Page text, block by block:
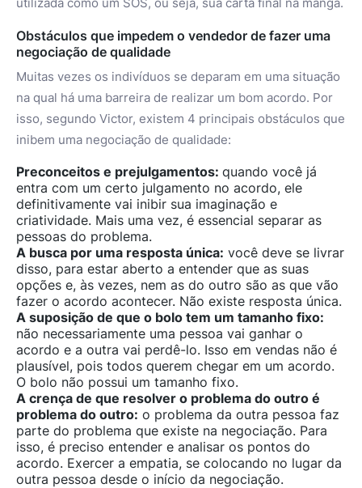
Obstáculos que impedem o vendedor de fazer uma
negociação de qualidade
Muitas vezes os indivíduos se deparam em uma situação
na qual há uma barreira de realizar um bom acordo. Por
isso, segundo Victor, existem 4 principais obstáculos que
inibem uma negociação de qualidade:
Preconceitos e prejulgamentos: quando você já
entra com um certo julgamento no acordo, ele
definitivamente vai inibir sua imaginação e
criatividade. Mais uma vez, é essencial separar as
pessoas do problema.
A busca por uma resposta única: você deve se livrar
disso, para estar aberto a entender que as suas
opções e, às vezes, nem as do outro são as que vão
fazer o acordo acontecer. Não existe resposta única.
A suposição de que o bolo tem um tamanho fixo:
não necessariamente uma pessoa vai ganhar o
acordo e a outra vai perdê-lo. Isso em vendas não é
plausível, pois todos querem chegar em um acordo.
O bolo não possui um tamanho fixo.
A crença de que resolver o problema do outro é
problema do outro: o problema da outra pessoa faz
parte do problema que existe na negociação. Para
isso, é preciso entender e analisar os pontos do
acordo. Exercer a empatia, se colocando no lugar da
outra pessoa desde o início da negociação.